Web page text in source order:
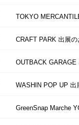
TOKYO
CRAFT PARK 出展
OUTBACK GARAGE
WASHIN POP UP 出
GreenSnap Marche